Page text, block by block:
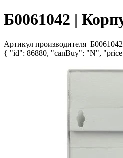
Б0061042 |
Артикул производителя Б0061042
{ "id": 86880, "canBuy": "N",